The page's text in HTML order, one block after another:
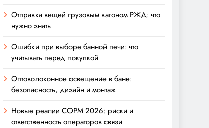
Отправка вещей грузовым вагоном РЖД: что
нужно знать
Ошибки при выборе банной печи: что
учитывать перед покупкой
Оптоволоконное освещение в бане:
безопасность, дизайн и монтаж
Новые реалии СОРМ 2026: риски и
ответственность операторов связи